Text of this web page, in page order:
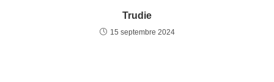
Trudie
15 septembre 2024